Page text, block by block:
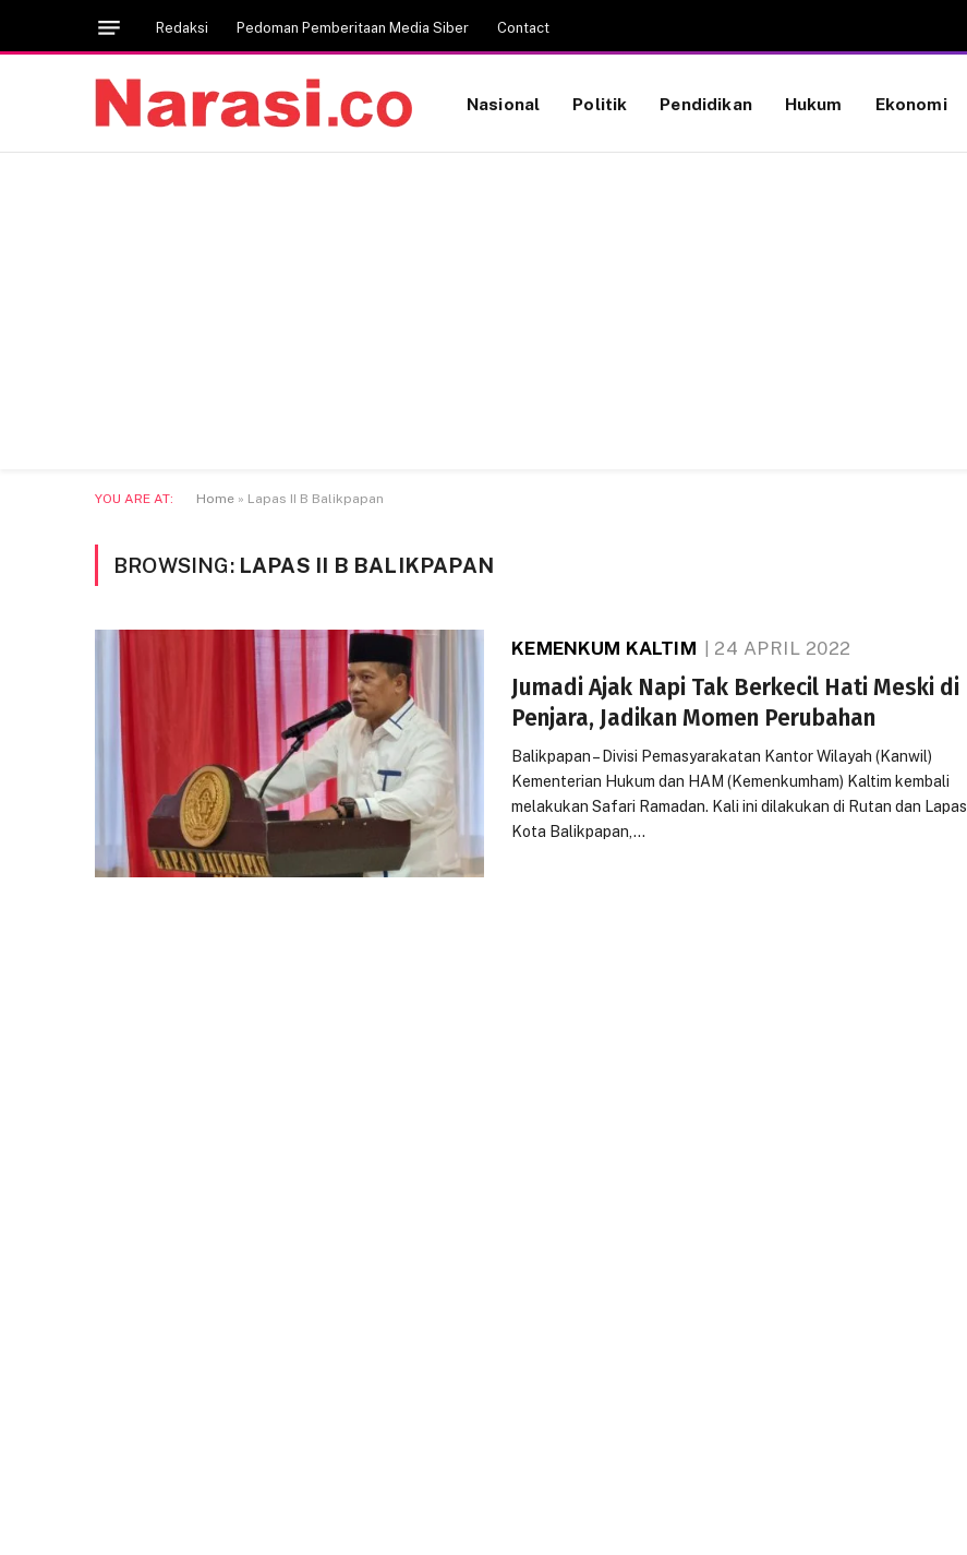
Redaksi Pedoman Pemberitaan Media Siber Contact
Nasional Politik Pendidikan Hukum Ekonomi
YOU ARE AT: Home » Lapas II B Balikpapan
BROWSING: LAPAS II B BALIKPAPAN
KEMENKUM KALTIM 24 APRIL 2022
Jumadi Ajak Napi Tak Berkecil Hati Meski di
Penjara, Jadikan Momen Perubahan
Balikpapan – Divisi Pemasyarakatan Kantor Wilayah (Kanwil)
Kementerian Hukum dan HAM (Kemenkumham) Kaltim kembali
melakukan Safari Ramadan. Kali ini dilakukan di Rutan dan Lapas
Kota Balikpapan,…